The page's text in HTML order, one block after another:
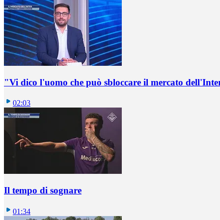
"Vi dico l'uomo che può sbloccare il mercato
02:03
Il tempo di sognare
01:34